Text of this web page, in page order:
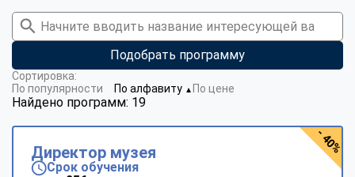
Подобрать программу
Найдено программ: 19
Сортировка:
По популярности
По алфавиту ▼ По цене
Директор музея
Срок обучения
- 40%